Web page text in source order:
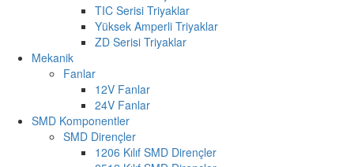
TIC Serisi Triyaklar
Yüksek Amperli Triyaklar
ZD Serisi Triyaklar
Mekanik
Fanlar
12V Fanlar
24V Fanlar
SMD Komponentler
SMD Dirençler
1206 Kılıf SMD Dirençler